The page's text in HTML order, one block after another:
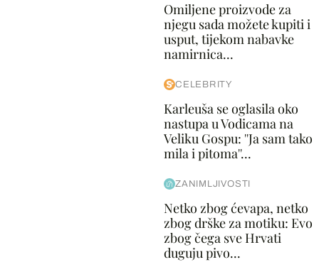
Omiljene proizvode za
njegu sada možete kupiti i
usput, tijekom nabavke
namirnica...
CELEBRITY
Karleuša se oglasila oko
nastupa u Vodicama na
Veliku Gospu: ''Ja sam tako
mila i pitoma''...
ZANIMLJIVOSTI
Netko zbog ćevapa, netko
zbog drške za motiku: Evo
zbog čega sve Hrvati
duguju pivo...